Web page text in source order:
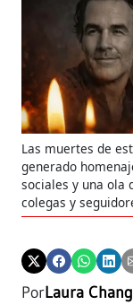
Las muertes de
generado
sociales y una ola
colegas y
PorLaura Chang